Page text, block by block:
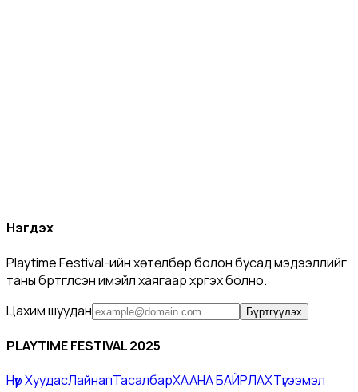
Нэгдэх
Playtime Festival-ийн хөтөлбөр болон бусад мэдээллийг
таны бүртгүүлсэн имэйл хаягаар хүргэх болно.
Цахим шуудан
Бүртгүүлэх
PLAYTIME FESTIVAL 2025
Нүүр Хуудас​ЛайнапТасалбарХААНА БАЙРЛАХТүгээмэл